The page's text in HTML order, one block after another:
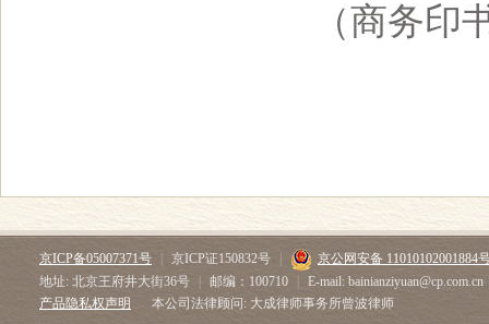
（商务印
京ICP备05007371号 京ICP证150832号
京公网安备 11010102001884
地址: 北京王府井大街36号
邮编：100710
E-mail: bainianziyuan@cp.com.cn
产品隐私权声明
本公司法律顾问: 大成律师事务所曾波律师